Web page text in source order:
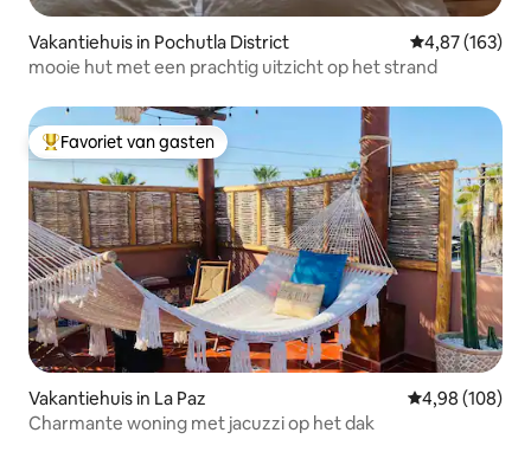
Vakantiehuis in Pochutla District Gemiddelde
4,87 (163)
mooie hut met een prachtig uitzicht op het strand
Topfavoriet van gasten
Favoriet van gasten
Vakantiehuis in La Paz Gemiddelde
4,98 (108)
Charmante woning met jacuzzi op het dak